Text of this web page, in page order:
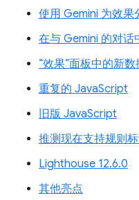
使用 Gemini 为效果
在与 Gemini 的对话
“效果”面板中的新
重复的 JavaScript
旧版 JavaScript
推测现在支持规则
Lighthouse 12.6.0
其他亮点